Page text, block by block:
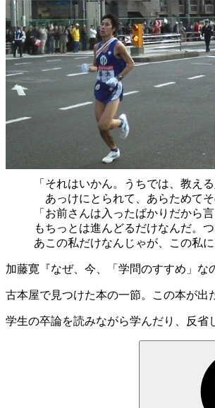
「それはいかん。うちでは、教え
あっけにとられて、あらためてそ
「お前さんは入ったばかりだから
もちっとは進んどるだけなんだ。
あこの私だけなんじゃが、この私
加藤寛『なぜ、今、「学問のすすめ」な
古本屋で見つけた本の一節。この本が出
学生の卒論を読みながら学んだり、反省